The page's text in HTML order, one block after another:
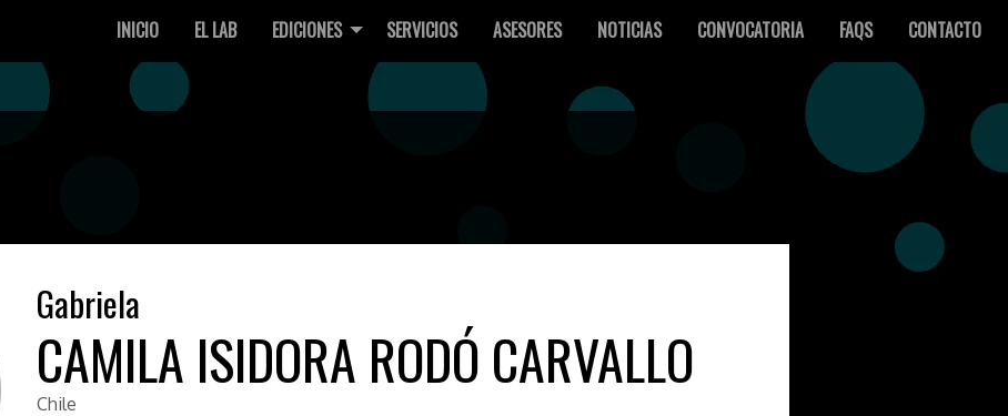
INICIO EL LAB EDICIONES SERVICIOS ASESORES NOTICIAS CONVOCATORIA FAQS CONTACTO
Gabriela
CAMILA ISIDORA RODÓ CARVALLO
Chile